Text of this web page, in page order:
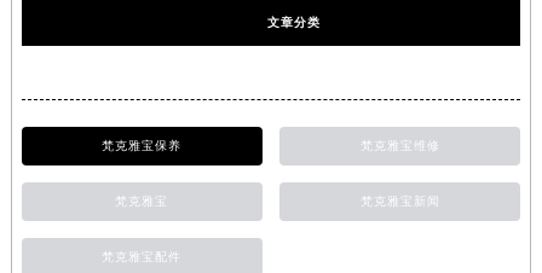
文章分类
梵克雅宝保养 梵克雅宝维修
梵克雅宝 梵克雅宝新闻
梵克雅宝配件